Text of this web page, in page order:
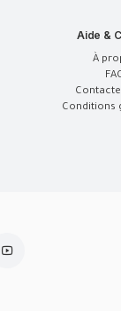
Aide &
À
Conditions